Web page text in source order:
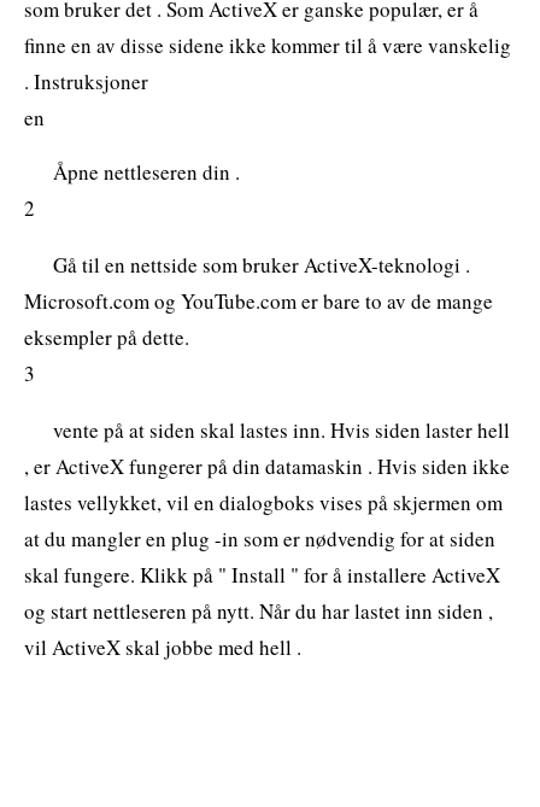
som bruker det . Som ActiveX er ganske populær, er å
finne en av disse sidene ikke kommer til å være vanskelig
. Instruksjoner
en
Åpne nettleseren din .
2
Gå til en nettside som bruker ActiveX-teknologi .
Microsoft.com og YouTube.com er bare to av de mange
eksempler på dette.
3
vente på at siden skal lastes inn. Hvis siden laster hell
, er ActiveX fungerer på din datamaskin . Hvis siden ikke
lastes vellykket, vil en dialogboks vises på skjermen om
at du mangler en plug -in som er nødvendig for at siden
skal fungere. Klikk på " Install " for å installere ActiveX
og start nettleseren på nytt. Når du har lastet inn siden ,
vil ActiveX skal jobbe med hell .